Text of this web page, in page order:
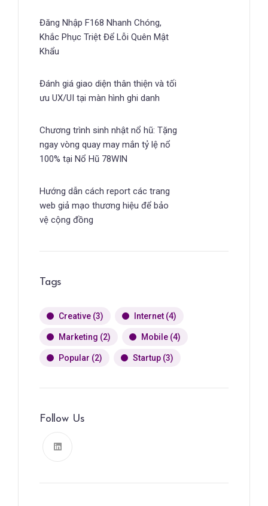
Đăng Nhập F168 Nhanh Chóng,
Khắc Phục Triệt Để Lỗi Quên Mật
Khẩu
Đánh giá giao diện thân thiện và tối
ưu UX/UI tại màn hình ghi danh
Chương trình sinh nhật nổ hũ: Tặng
ngay vòng quay may mắn tỷ lệ nổ
100% tại Nổ Hũ 78WIN
Hướng dẫn cách report các trang
web giả mạo thương hiệu để bảo
vệ cộng đồng
Tags
Creative (3) Internet (4)
Marketing (2) Mobile (4)
Popular (2) Startup (3)
Follow Us